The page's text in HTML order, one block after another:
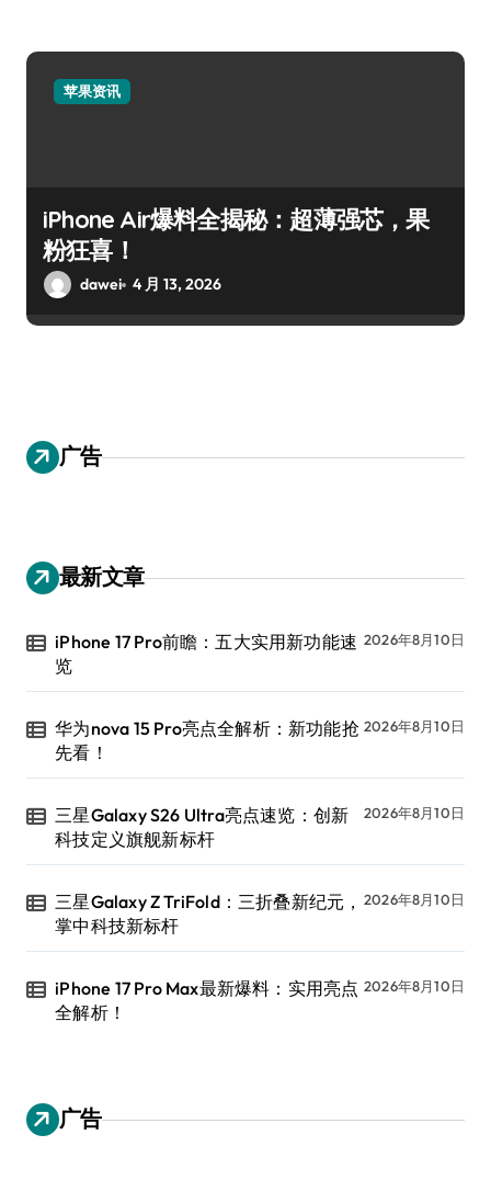
苹果资讯
iPhone Air爆料全揭秘：超薄强芯，果
粉狂喜！
dawei 4 月 13, 2026
广告
最新文章
iPhone 17 Pro前瞻：五大实用新功能速
览
2026年8月10日
华为nova 15 Pro亮点全解析：新功能抢
先看！
2026年8月10日
三星Galaxy S26 Ultra亮点速览：创新
科技定义旗舰新标杆
2026年8月10日
三星Galaxy Z TriFold：三折叠新纪元，
掌中科技新标杆
2026年8月10日
iPhone 17 Pro Max最新爆料：实用亮点
全解析！
2026年8月10日
广告